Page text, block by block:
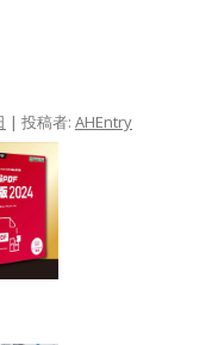
| 投稿者: AHEntry